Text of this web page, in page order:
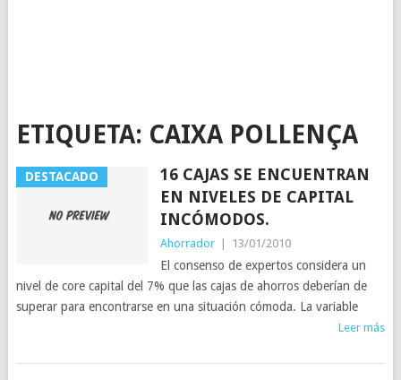
ETIQUETA: CAIXA POLLENÇA
DESTACADO
16 CAJAS SE ENCUENTRAN
EN NIVELES DE CAPITAL
INCÓMODOS.
Ahorrador 13/01/2010
El consenso de expertos considera un
nivel de core capital del 7% que las cajas de ahorros deberían de
superar para encontrarse en una situación cómoda. La variable
Leer más